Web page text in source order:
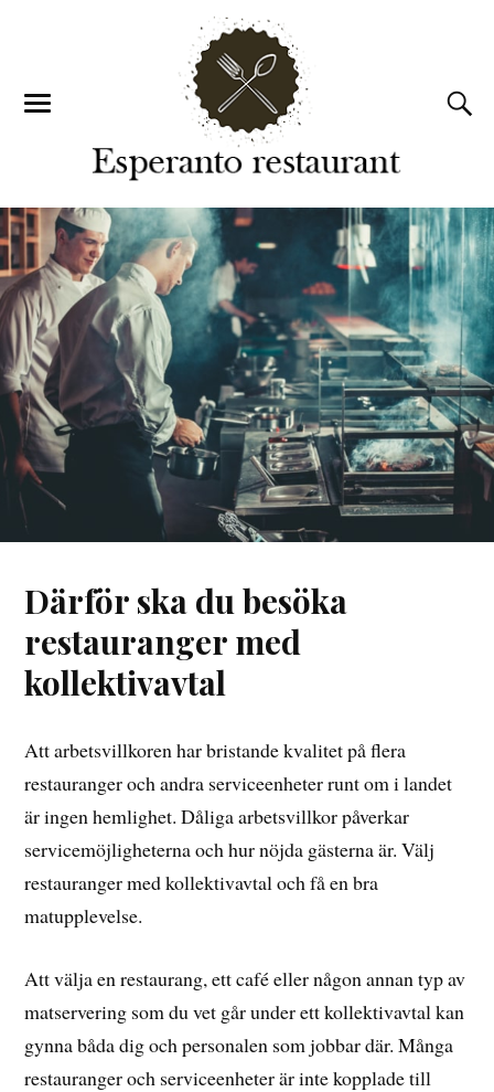
Därför ska du besöka
restauranger med
kollektivavtal
Att arbetsvillkoren har bristande kvalitet på flera
restauranger och andra serviceenheter runt om i landet
är ingen hemlighet. Dåliga arbetsvillkor påverkar
servicemöjligheterna och hur nöjda gästerna är. Välj
restauranger med kollektivavtal och få en bra
matupplevelse.
Att välja en restaurang, ett café eller någon annan typ av
matservering som du vet går under ett kollektivavtal kan
gynna båda dig och personalen som jobbar där. Många
restauranger och serviceenheter är inte kopplade till